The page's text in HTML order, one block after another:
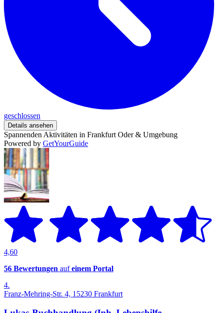
geschlossen
Details ansehen
Spannenden Aktivitäten in Frankfurt Oder & Umgebung
Powered by GetYourGuide
4,60
56 Bewertungen aufeinem Portal
4.
Franz-Mehring-Str. 4, 15230 Frankfurt